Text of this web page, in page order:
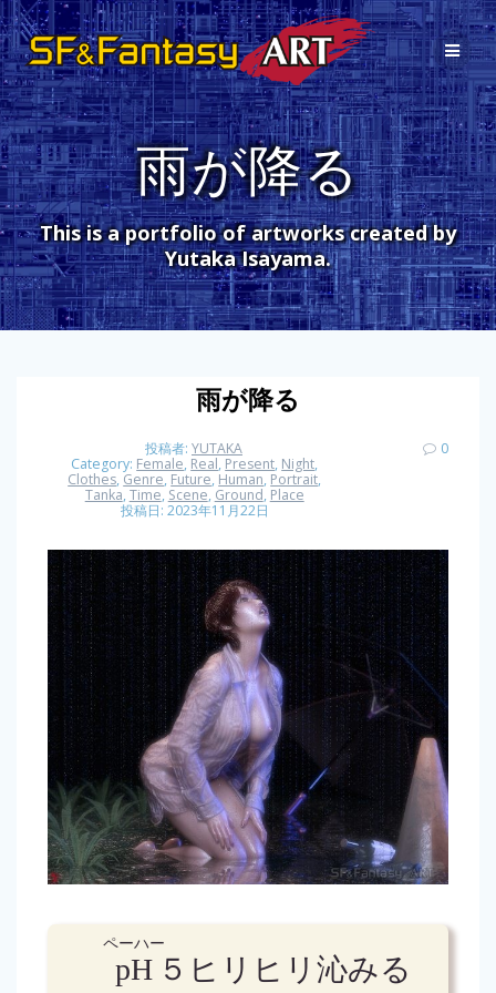
コ
ン
テ
ン
ツ
へ
ス
キ
ッ
プ
雨が降る
This is a portfolio of artworks created by
Yutaka Isayama.
雨が降る
投稿者: YUTAKA
Category: Female, Real, Present, Night,
Clothes, Genre, Future, Human, Portrait,
Tanka, Time, Scene, Ground, Place
投稿日: 2023年11月22日
0
pH
ペーハー
５ヒリヒリ沁みる